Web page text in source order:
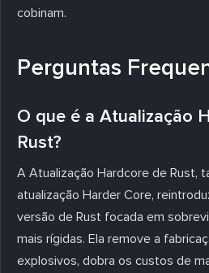
cobinam.
Perguntas
O que é a Atualização
Rust?
A Atualização Hardcore de Rust,
atualização Harder Core,
versão de Rust focada em
mais rígidas. Ela remove a
explosivos, dobra os custos de